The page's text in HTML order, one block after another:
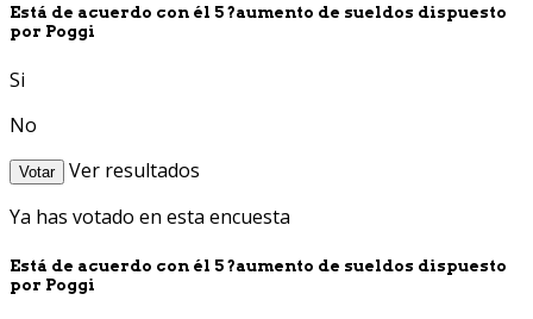
Está de acuerdo con él 5 ?aumento de sueldos dispuesto
por Poggi
Si
No
Votar
Ver resultados
Ya has votado en esta encuesta
Está de acuerdo con él 5 ?aumento de sueldos dispuesto
por Poggi